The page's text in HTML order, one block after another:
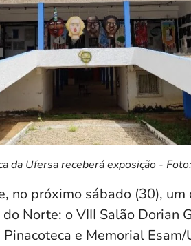
da Ufersa receberá exposição -
no próximo sábado (30),
Norte: o VIII Salão Dorian
e Memorial